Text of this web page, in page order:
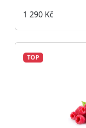
1 290 Kč
TOP